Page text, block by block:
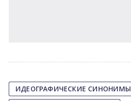
ИДЕОГРАФИЧЕСКИЕ СИНОНИМЫ